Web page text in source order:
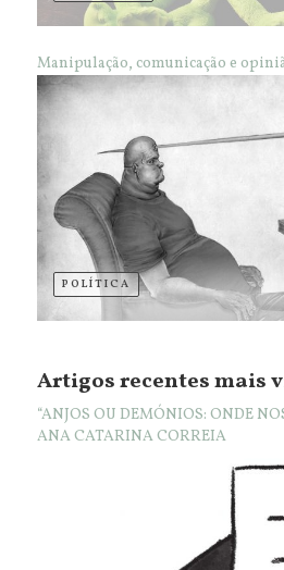
Manipulação, comunicação e
POLÍTICA
Artigos recentes mais
“ANJOS OU DEMÓNIOS: ONDE
ANA CATARINA CORREIA